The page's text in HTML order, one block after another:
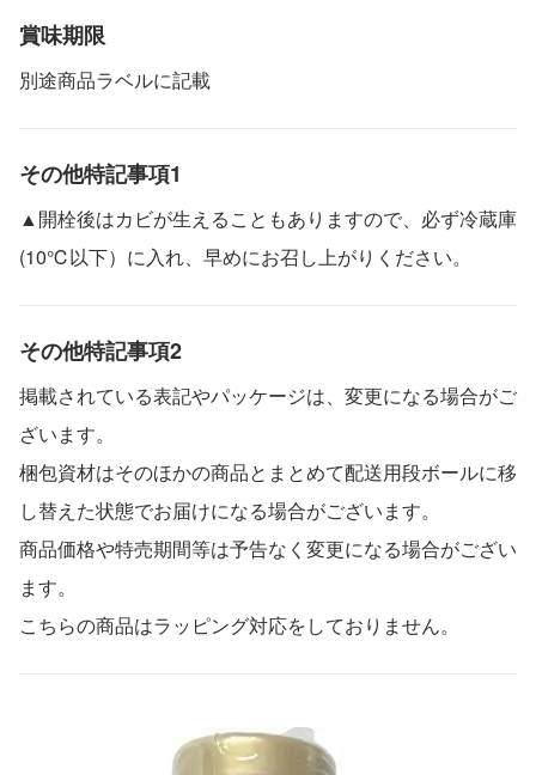
賞味期限
別途商品ラベルに記載
その他特記事項1
▲開栓後はカビが生えることもありますので、必ず冷蔵庫
(10℃以下）に入れ、早めにお召し上がりください。
その他特記事項2
掲載されている表記やパッケージは、変更になる場合がご
ざいます。
梱包資材はそのほかの商品とまとめて配送用段ボールに移
し替えた状態でお届けになる場合がございます。
商品価格や特売期間等は予告なく変更になる場合がござい
ます。
こちらの商品はラッピング対応をしておりません。